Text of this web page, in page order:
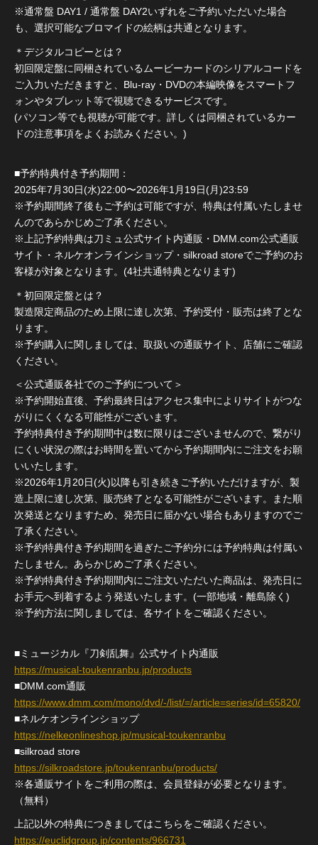
※通常盤 DAY1 / 通常盤 DAY2いずれをご予約いただいた場合
も、選択可能なブロマイドの絵柄は共通となります。
＊デジタルコピーとは？
初回限定盤に同梱されているムービーカードのシリアルコードを
ご入力いただきますと、Blu-ray・DVDの本編映像をスマートフ
ォンやタブレット等で視聴できるサービスです。
(パソコン等でも視聴が可能です。詳しくは同梱されているカー
ドの注意事項をよくお読みください。)
■予約特典付き予約期間：
2025年7月30日(水)22:00〜2026年1月19日(月)23:59
※予約期間終了後もご予約は可能ですが、特典は付属いたしませ
んのであらかじめご了承ください。
※上記予約特典は刀ミュ公式サイト内通販・DMM.com公式通販
サイト・ネルケオンラインショップ・silkroad storeでご予約のお
客様が対象となります。(4社共通特典となります)
＊初回限定盤とは？
製造限定商品のため上限に達し次第、予約受付・販売は終了とな
ります。
※予約購入に関しましては、取扱いの通販サイト、店舗にご確認
ください。
＜公式通販各社でのご予約について＞
※予約開始直後、予約最終日はアクセス集中によりサイトがつな
がりにくくなる可能性がございます。
予約特典付き予約期間中は数に限りはございませんので、繋がり
にくい状況の際はお時間を置いてから予約期間内にご注文をお願
いいたします。
※2026年1月20日(火)以降も引き続きご予約いただけますが、製
造上限に達し次第、販売終了となる可能性がございます。また順
次発送となりますため、発売日に届かない場合もありますのでご
了承ください。
※予約特典付き予約期間を過ぎたご予約分には予約特典は付属い
たしません。あらかじめご了承ください。
※予約特典付き予約期間内にご注文いただいた商品は、発売日に
お手元へ到着するよう発送いたします。(一部地域・離島除く)
※予約方法に関しましては、各サイトをご確認ください。
■ミュージカル『刀剣乱舞』公式サイト内通販
https://musical-toukenranbu.jp/products
■DMM.com通販
https://www.dmm.com/mono/dvd/-/list/=/article=series/id=65820/
■ネルケオンラインショップ
https://nelkeonlineshop.jp/musical-toukenranbu
■silkroad store
https://silkroadstore.jp/toukenranbu/products/
※各通販サイトをご利用の際は、会員登録が必要となります。
（無料）
上記以外の特典につきましてはこちらをご確認ください。
https://euclidgroup.jp/contents/966731